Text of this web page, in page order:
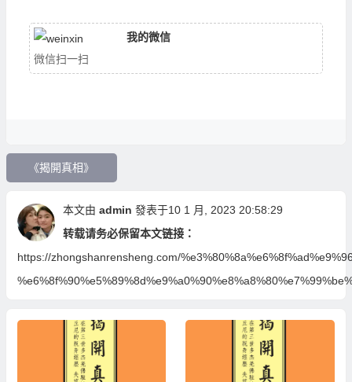
我的微信
微信扫一扫
《揭開真相》
本文由 admin 發表于10 1 月, 2023 20:58:29
转载请务必保留本文链接：
https://zhongshanrensheng.com/